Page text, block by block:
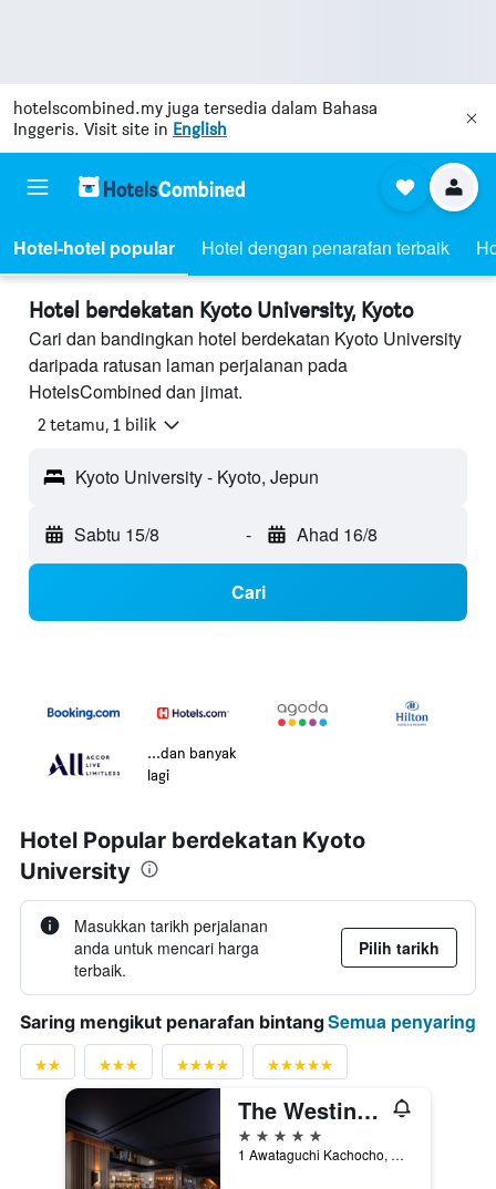
hotelscombined.my juga tersedia dalam Bahasa
Inggeris. Visit site in English
Hotel-hotel popular Hotel dengan penarafan terbaik
Hotel berdekatan Kyoto University, Kyoto
Cari dan bandingkan hotel berdekatan Kyoto University
daripada ratusan laman perjalanan pada
HotelsCombined dan jimat.
2 tetamu, 1 bilik
Kyoto University - Kyoto, Jepun
Sabtu 15/8 - Ahad 16/8
Cari
...dan banyak
lagi
Hotel Popular berdekatan Kyoto
University
Masukkan tarikh perjalanan
anda untuk mencari harga
terbaik.
Pilih tarikh
Saring mengikut penarafan bintangSemua penyaring
The Westin Miyako Kyoto
5 bintang
1 Awataguchi Kachocho, Higashiyama, Kyoto, Jepun